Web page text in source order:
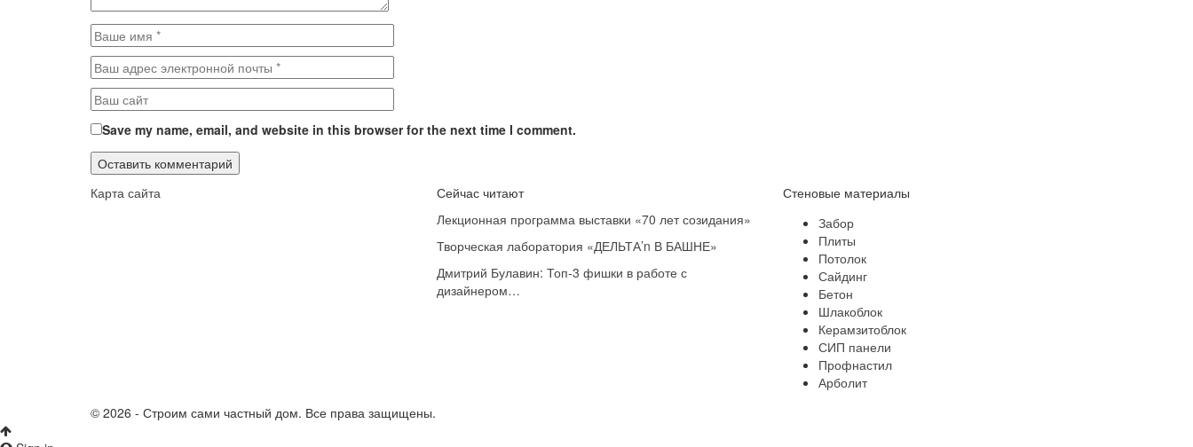
Save my name, email, and website in this browser for the next time I comment.
Карта сайта
Сейчас читают
Лекционная программа выставки «70 лет созидания»
Творческая лаборатория «ДЕЛЬТА’n В БАШНЕ»
Дмитрий Булавин: Топ-3 фишки в работе с
дизайнером…
Стеновые материалы
Забор
Плиты
Потолок
Сайдинг
Бетон
Шлакоблок
Керамзитоблок
СИП панели
Профнастил
Арболит
© 2026 - Строим сами частный дом. Все права защищены.